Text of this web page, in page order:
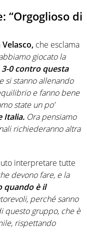
“Orgoglioso di
Velasco, che esclama
giocato la
0 contro questa
si stanno allenando
e fanno bene
state un po’
Italia. Ora pensiamo
richiederanno altra
interpretare tutte
devono fare, e la
quando è il
perché sanno
questo gruppo, che è
rispettando